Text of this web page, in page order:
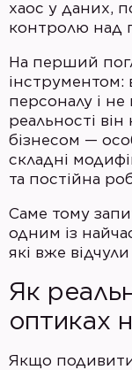
хаос у даних,
контролю над
На перший
інструментом:
персоналу і
реальності
бізнесом —
складні
та постійна
Саме тому
одним із
які вже
Як
оптиках
Якщо